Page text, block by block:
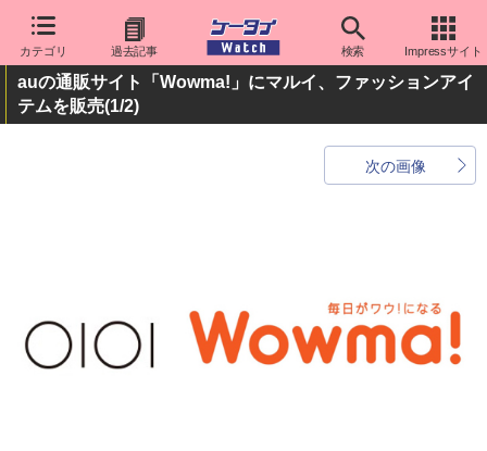
カテゴリ 過去記事 検索 Impressサイト
auの通販サイト「Wowma!」にマルイ、ファッションアイ
テムを販売(1/2)
次の画像